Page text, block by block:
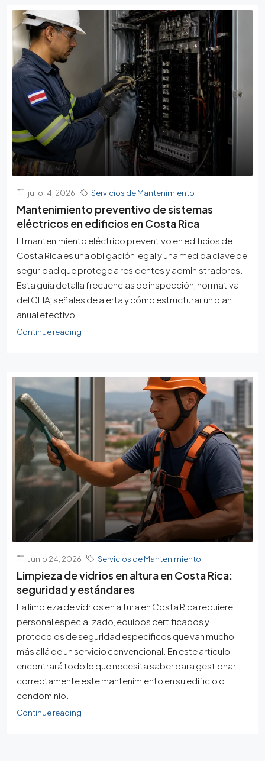
julio 14, 2026 Servicios de Mantenimiento
Mantenimiento preventivo de sistemas
eléctricos en edificios en Costa Rica
El mantenimiento eléctrico preventivo en edificios de
Costa Rica es una obligación legal y una medida clave de
seguridad que protege a residentes y administradores.
Esta guía detalla frecuencias de inspección, normativa
del CFIA, señales de alerta y cómo estructurar un plan
anual efectivo.
Continue reading
Junio 24, 2026 Servicios de Mantenimiento
Limpieza de vidrios en altura en Costa Rica:
seguridad y estándares
La limpieza de vidrios en altura en Costa Rica requiere
personal especializado, equipos certificados y
protocolos de seguridad específicos que van mucho
más allá de un servicio convencional. En este artículo
encontrará todo lo que necesita saber para gestionar
correctamente este mantenimiento en su edificio o
condominio.
Continue reading